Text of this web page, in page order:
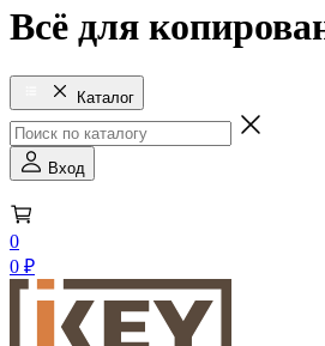
Всё для
Каталог
Вход
0
0 ₽